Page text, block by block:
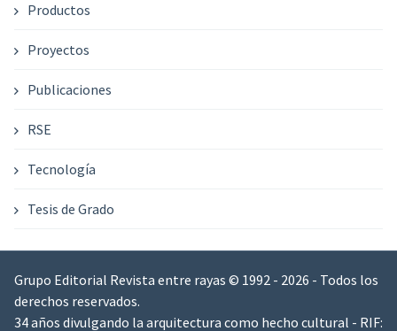
Productos
Proyectos
Publicaciones
RSE
Tecnología
Tesis de Grado
Grupo Editorial Revista entre rayas © 1992 - 2026 - Todos los
derechos reservados.
34 años divulgando la arquitectura como hecho cultural - RIF: